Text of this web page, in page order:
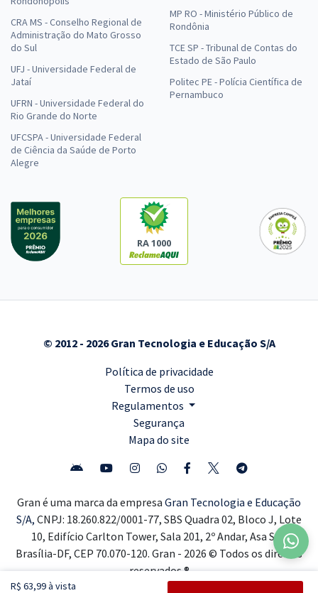
R$ 63,99 à vista
CRA MS - Conselho Regional de
Administração do Mato Grosso
do Sul
UFJ - Universidade Federal de
Jataí
UFRN - Universidade Federal do
Rio Grande do Norte
UFCSPA - Universidade Federal
de Ciência da Saúde de Porto
Alegre
MP RO - Ministério Público de
Rondônia
TCE SP - Tribunal de Contas do
Estado de São Paulo
Politec PE - Polícia Científica de
Pernambuco
RA 1000
© 2012 - 2026 Gran Tecnologia e Educação S/A
Política de privacidade
Termos de uso
Regulamentos
Segurança
Mapa do site
Gran é uma marca da empresa Gran Tecnologia e Educação
S/A, CNPJ: 18.260.822/0001-77, SBS Quadra 02, Bloco J, Lote
10, Edifício Carlton Tower, Sala 201, 2º Andar, Asa Sul,
Brasília-DF, CEP 70.070-120. Gran - 2026 © Todos os direitos
reservados ®